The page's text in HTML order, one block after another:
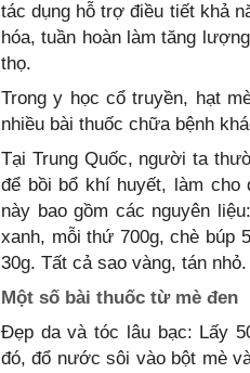
tác dụng hỗ trợ điều tiết khả
hóa, tuần hoàn làm tăng
thọ.
Trong y học cổ truyền, hạt
nhiều bài thuốc chữa bệnh
Tại Trung Quốc, người ta
để bồi bổ khí huyết, làm cho
này bao gồm các nguyên
xanh, mỗi thứ 700g, chè búp
30g. Tất cả sao vàng, tán
Một số bài thuốc từ mè đen
Đẹp da và tóc lâu bạc: Lấy
đó, đổ nước sôi vào bột mè